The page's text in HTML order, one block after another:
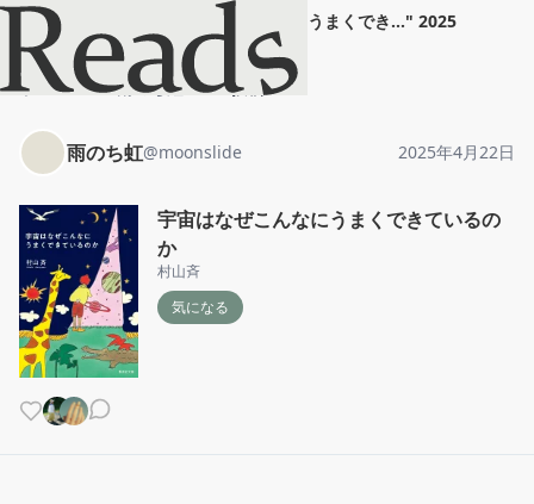
宇宙はなぜこんなにうまくでき..." 2025
年4月22日
ホーム
雨のち虹 投稿
雨のち虹@moonslide 2025年4月22日
宇宙はなぜこんなにうまくできているの
か
村山斉
気になる